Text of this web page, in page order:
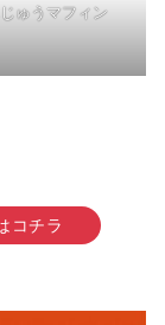
ゅうマフィン
コチラ